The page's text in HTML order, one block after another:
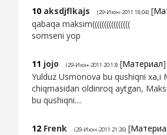
10 aksdjflkajs (29-Июн-2011 18:04) [
qabaqa maksim((((((((((((((((
somseni yop
11 jojo (29-Июн-2011 20:13) [Материал]
Yulduz Usmonova bu qushiqni xa,i
chiqmasidan oldinroq aytgan,
bu qushiqni....
12 Frenk (29-Июн-2011 21:26) [